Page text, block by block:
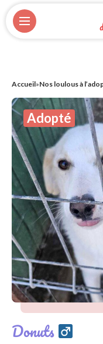
Accueil»Nos loulous à
Adopté
Donuts